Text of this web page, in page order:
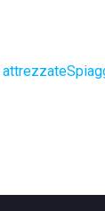
attrezzate